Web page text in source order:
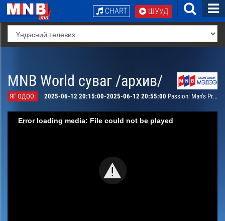
ШУУД
CHART
MNB World суваг /архив/
ЯГ ОДОО: 2025-06-12 20:15:00-2025-06-12 20:55:00 Passion: Man’s Pride
Error loading media: File could not be played